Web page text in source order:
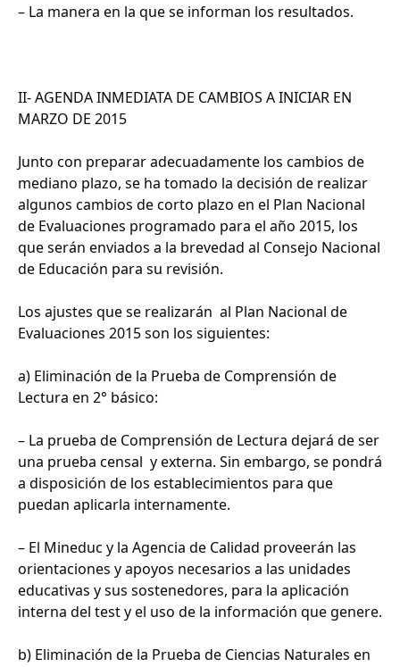
– La manera en la que se informan los resultados.
II- AGENDA INMEDIATA DE CAMBIOS A INICIAR EN
MARZO DE 2015
Junto con preparar adecuadamente los cambios de
mediano plazo, se ha tomado la decisión de realizar
algunos cambios de corto plazo en el Plan Nacional
de Evaluaciones programado para el año 2015, los
que serán enviados a la brevedad al Consejo Nacional
de Educación para su revisión.
Los ajustes que se realizarán al Plan Nacional de
Evaluaciones 2015 son los siguientes:
a) Eliminación de la Prueba de Comprensión de
Lectura en 2° básico:
– La prueba de Comprensión de Lectura dejará de ser
una prueba censal y externa. Sin embargo, se pondrá
a disposición de los establecimientos para que
puedan aplicarla internamente.
– El Mineduc y la Agencia de Calidad proveerán las
orientaciones y apoyos necesarios a las unidades
educativas y sus sostenedores, para la aplicación
interna del test y el uso de la información que genere.
b) Eliminación de la Prueba de Ciencias Naturales en